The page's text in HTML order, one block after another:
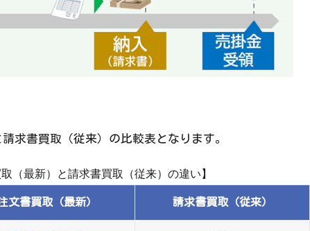
求書買取（従来）の比較表となります。
取（最新）と請求書買取（従来）の違い】
文書買取（最新） 請求書買取（従来）